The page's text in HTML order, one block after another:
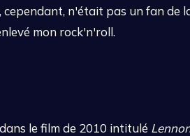
n'était pas un fan de
mon rock'n'roll.
le film de 2010 intitulé